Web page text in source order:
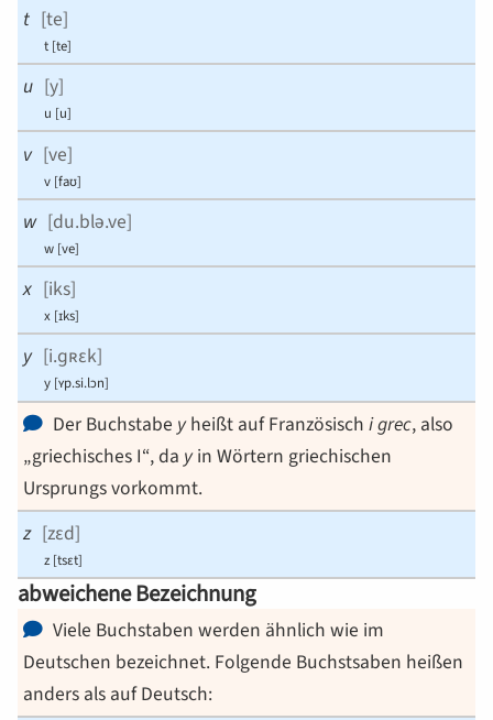
t [te]
t [te]
u [y]
u [u]
v [ve]
v [faʊ⁠]
w [du.blə.ve]
w [ve]
x [iks]
x [ɪks]
y [i.ɡʀɛk]
y [⁠ʏp.si.lɔn]
Der Buchstabe yheißt auf Französisch i grec, also
„griechisches I“, da yin Wörtern griechischen
Ursprungs vorkommt.
z [zɛd]
z [tsɛt]
abweichene Bezeichnung
Viele Buchstaben werden ähnlich wie im
Deutschen bezeichnet. Folgende Buchstsaben heißen
anders als auf Deutsch: